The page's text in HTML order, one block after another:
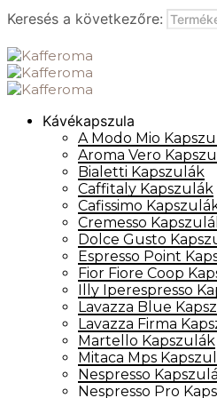
Keresés a következőre:
Kávékapszula
A Modo Mio
Aroma Vero
Bialetti Kapszulák
Caffitaly Kapszulák
Cafissimo
Cremesso
Dolce Gusto
Espresso Point
Fior Fiore Coop
Illy Iperespresso
Lavazza Blue
Lavazza Firma
Martello Kapszulák
Mitaca Mps
Nespresso
Nespresso Pro